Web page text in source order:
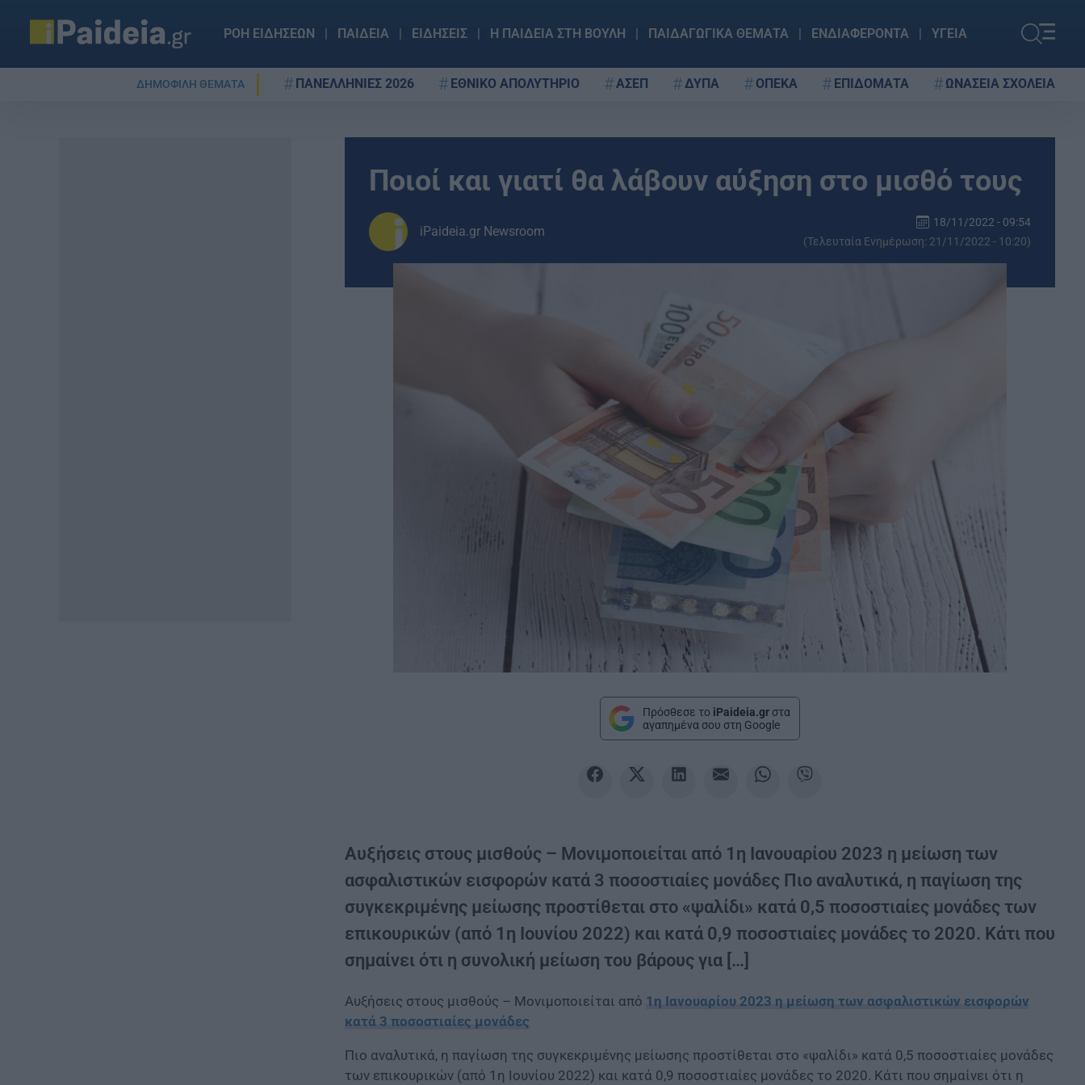
ΡΟΗ ΕΙΔΗΣΕΩΝ ΠΑΙΔΕΙΑ ΕΙΔΗΣΕΙΣ Η ΠΑΙΔΕΙΑ ΣΤΗ ΒΟΥΛΗ ΠΑΙΔΑΓΩΓΙΚΑ ΘΕΜΑΤΑ ΕΝΔΙΑΦΕΡΟΝΤΑ ΥΓΕΙΑ
ΔΗΜΟΦΙΛΗ ΘΕΜΑΤΑ ΠΑΝΕΛΛΗΝΙΕΣ 2026 ΕΘΝΙΚΟ ΑΠΟΛΥΤΗΡΙΟ ΑΣΕΠ ΔΥΠΑ ΟΠΕΚΑ ΕΠΙΔΟΜΑΤΑ ΩΝΑΣΕΙΑ ΣΧΟΛΕΙΑ
Ποιοί και γιατί θα λάβουν αύξηση στο μισθό τους
iPaideia.gr Newsroom
18/11/2022 - 09:54
(Τελευταία Ενημέρωση: 21/11/2022 - 10:20)
Πρόσθεσε το iPaideia.gr στα
αγαπημένα σου στη Google
Αυξήσεις στους μισθούς – Mονιμοποιείται από 1η Ιανουαρίου 2023 η μείωση των
ασφαλιστικών εισφορών κατά 3 ποσοστιαίες μονάδες Πιο αναλυτικά, η παγίωση της
συγκεκριμένης μείωσης προστίθεται στο «ψαλίδι» κατά 0,5 ποσοστιαίες μονάδες των
επικουρικών (από 1η Ιουνίου 2022) και κατά 0,9 ποσοστιαίες μονάδες το 2020. Κάτι που
σημαίνει ότι η συνολική μείωση του βάρους για […]
Αυξήσεις στους μισθούς – Mονιμοποιείται από 1η Ιανουαρίου 2023 η μείωση των ασφαλιστικών εισφορών
κατά 3 ποσοστιαίες μονάδες
Πιο αναλυτικά, η παγίωση της συγκεκριμένης μείωσης προστίθεται στο «ψαλίδι» κατά 0,5 ποσοστιαίες μονάδες
των επικουρικών (από 1η Ιουνίου 2022) και κατά 0,9 ποσοστιαίες μονάδες το 2020. Κάτι που σημαίνει ότι η